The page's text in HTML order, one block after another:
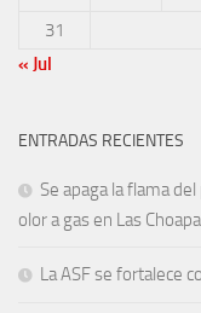
31
« Jul
ENTRADAS RECIENTES
Se apaga la flama
olor a gas en Las
La ASF se fortalece